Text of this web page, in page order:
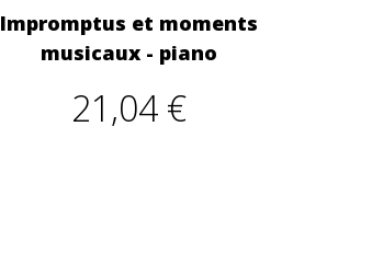
Impromptus et moments
musicaux - piano
21,04 €